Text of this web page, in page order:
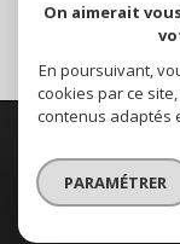
Nos honoraires-Partenaires-
On aimerait
En poursuivant,
cookies par ce
contenus adaptés
PARAMÉTRER